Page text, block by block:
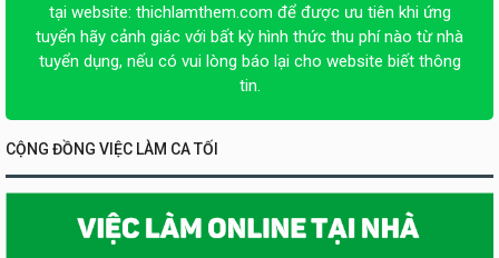
tại website: thichlamthem.com để được ưu tiên khi ứng
tuyển hãy cảnh giác với bất kỳ hình thức thu phí nào từ nhà
tuyển dụng, nếu có vui lòng báo lại cho website biết thông
tin.
CỘNG ĐỒNG VIỆC LÀM CA TỐI